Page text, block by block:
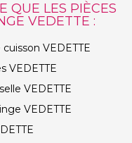
QUE LES PIÈCES
VEDETTE :
VEDETTE
VEDETTE
VEDETTE
VEDETTE